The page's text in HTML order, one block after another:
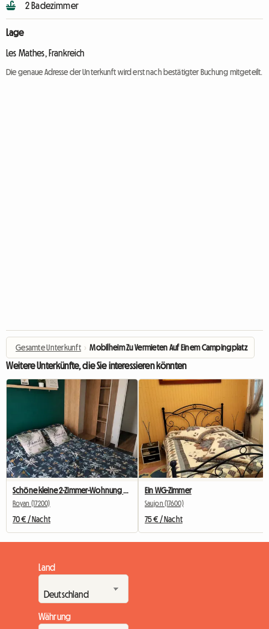
2 Badezimmer
Lage
Les Mathes, Frankreich
Die genaue Adresse der Unterkunft wird erst nach bestätigter Buchung mitgeteilt.
Gesamte Unterkunft › Mobilheim Zu Vermieten Auf Einem Campingplatz
Weitere Unterkünfte, die Sie interessieren könnten
Royan (17200)
70 € / Nacht
Ein WG-Zimmer
Saujon (17600)
75 € / Nacht
Land
Währung